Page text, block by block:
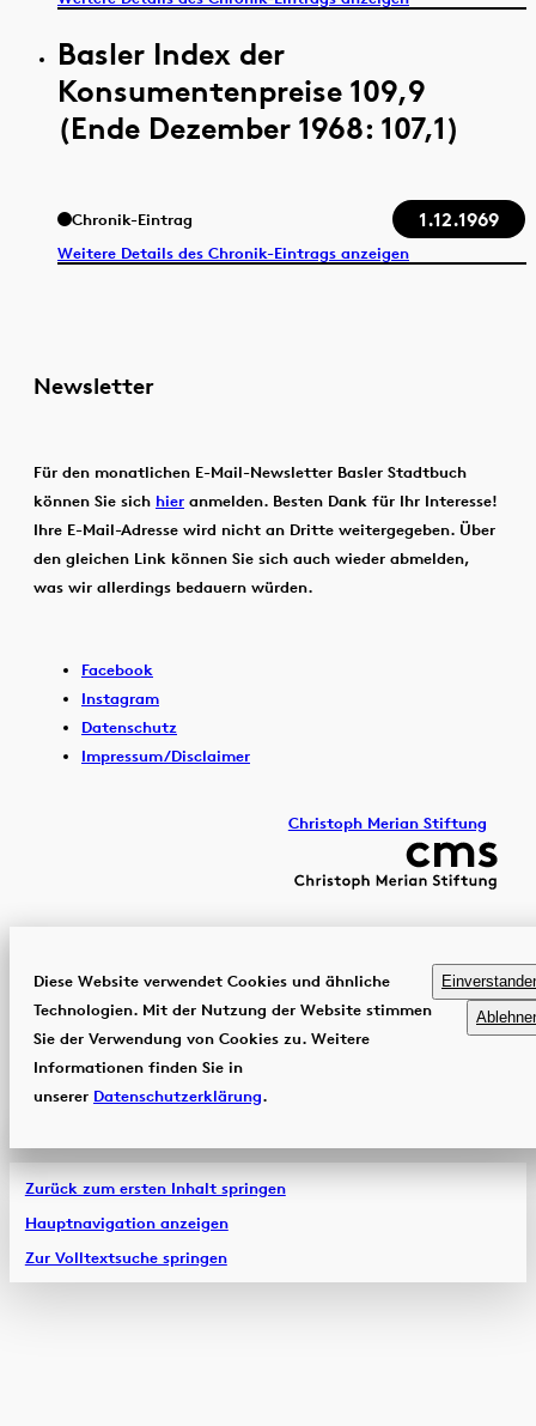
Basler Index der
Konsumentenpreise 109,9
(Ende Dezember 1968: 107,1)
Chronik-Eintrag 1.12.1969
Weitere Details des Chronik-Eintrags anzeigen
Newsletter
Für den monatlichen E-Mail-Newsletter Basler Stadtbuch
können Sie sich hier anmelden. Besten Dank für Ihr Interesse!
Ihre E-Mail-Adresse wird nicht an Dritte weitergegeben. Über
den gleichen Link können Sie sich auch wieder abmelden,
was wir allerdings bedauern würden.
Facebook
Instagram
Datenschutz
Impressum/Disclaimer
Christoph Merian Stiftung
Diese Website verwendet Cookies und ähnliche
Technologien. Mit der Nutzung der Website stimmen
Sie der Verwendung von Cookies zu. Weitere
Informationen finden Sie in
unserer Datenschutzerklärung.
Zurück zum ersten Inhalt springen
Hauptnavigation anzeigen
Zur Volltextsuche springen